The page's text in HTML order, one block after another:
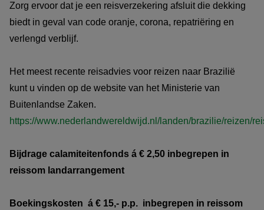
Zorg ervoor dat je een reisverzekering afsluit die dekking
biedt in geval van code oranje, corona, repatriëring en
verlengd verblijf.
Het meest recente reisadvies voor reizen naar Brazilië
kunt u vinden op de website van het Ministerie van
Buitenlandse Zaken.
https://www.nederlandwereldwijd.nl/landen/brazilie/reizen/
Bijdrage calamiteitenfonds á € 2,50 inbegrepen in
reissom landarrangement
Boekingskosten á € 15,- p.p. inbegrepen in reissom